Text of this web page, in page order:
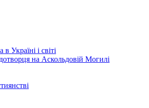
Україні і світі
на Аскольдовій Могилі